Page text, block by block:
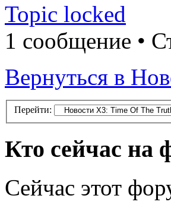
Topic locked
1 сообщение •
Вернуться в
Перейти:
Кто сейчас на
Сейчас этот